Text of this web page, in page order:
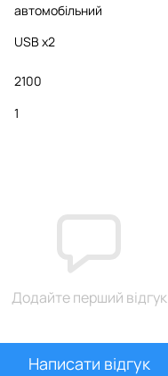
автомобільний
USB x2
2100
1
Додайте перший відгук
Написати відгук